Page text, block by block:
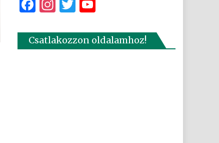
Facebook
Instagram
Twitter
Csatlakozzon oldalamhoz!